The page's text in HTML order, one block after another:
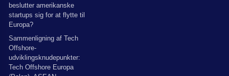
beslutter amerikanske
startups sig for at flytte til
Europa?
Sammenligning af Tech
Offshore-
udviklingsknudepunkter:
Tech Offshore Europa